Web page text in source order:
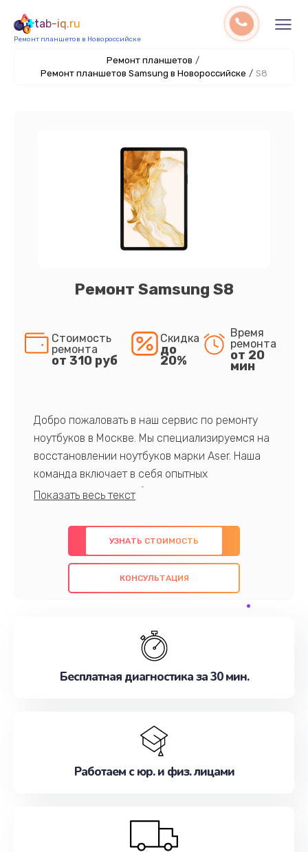
tab-iq.ru
Ремонт планшетов в Новороссийске
Ремонт планшетов /
Ремонт планшетов Samsung в Новороссийске / S8
Ремонт Samsung S8
Стоимость
ремонта
от 310 руб
Скидка
до
20%
Время
ремонта
от 20
мин
Добро пожаловать в наш сервис по ремонту
ноутбуков в Москве. Мы специализируемся на
восстановлении ноутбуков марки Aser. Наша
команда включает в себя опытных
профессионалов с обширными знаниями и
предлагаем быстрый и качественный ремонт с
использованием оригинальных компонентов, а
также гарантируем качество всех
проведенных работ. Наша цель - предоставить
наилучшим образом. Не медлите записаться на
УЗНАТЬ СТОИМОСТЬ
КОНСУЛЬТАЦИЯ
Бесплатная диагностика за 30 мин.
Работаем с юр. и физ. лицами